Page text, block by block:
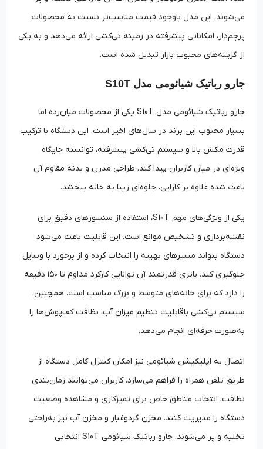
می‌شوند. این مدل باوجود قیمت مناسب‌تر نسبت به محصولات
پرچم‌دار، امکاناتی پیشرفته در زمینه تی‌کشی ارائه می‌دهد و به یکی
از گزینه‌های محبوب بازار تبدیل شده است.
جارو رباتیک شیائومی مدل S10T
جارو رباتیک شیائومی مدل S10T یکی از محصولات میان‌رده اما
بسیار محبوب این برند در سال‌های اخیر است. این دستگاه با ترکیب
قدرت مکش بالا و سیستم تی‌کشی پیشرفته، توانسته جایگاه
ویژه‌ای در میان کاربران پیدا کند. طراحی مدرن و بدنه مقاوم آن
باعث شده علاوه بر کارایی، جلوه‌ای زیبا به خانه ببخشد.
یکی از ویژگی‌های مهم S10T، استفاده از سنسورهای دقیق برای
نقشه‌برداری و تشخیص موانع است. این قابلیت باعث می‌شود
دستگاه بتواند مسیرهای بهینه را انتخاب کرده و از برخورد با وسایل
جلوگیری کند. باتری قدرتمند آن توانایی کارکرد مداوم تا ۱۵۰ دقیقه
را دارد که برای خانه‌های متوسط و بزرگ مناسب است. همچنین،
سیستم تی‌کشی باقابلیت تنظیم میزان آب، نظافت کف‌پوش‌ها را
به‌صورت حرفه‌ای انجام می‌دهد.
اتصال به اپلیکیشن شیائومی نیز امکان کنترل کامل دستگاه از
طریق تلفن همراه را فراهم می‌سازد. کاربران می‌توانند زمان‌بندی
نظافت، انتخاب مناطق خاص برای تمیزکاری و مشاهده وضعیت
دستگاه را مدیریت کنند. مخزن گردوغبار و مخزن آب نیز به‌راحتی
تخلیه و پر می‌شوند. جارو رباتیک شیائومی S10T انتخابی